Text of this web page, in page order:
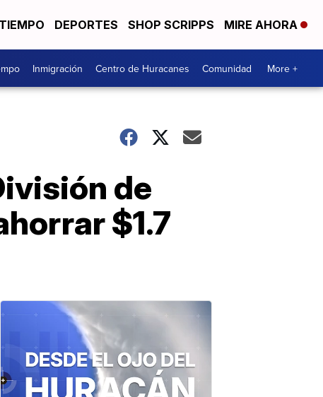
DEPORTES SHOP SCRIPPS MIRE AHORA
Inmigración Centro de Huracanes Comunidad More +
de
$1.7